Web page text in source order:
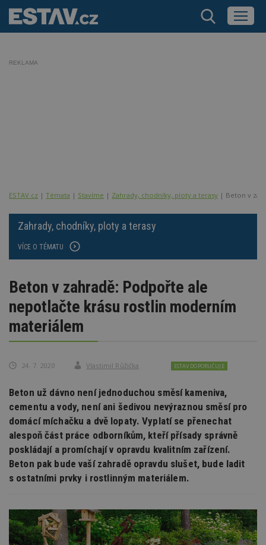
REKLAMA
ESTAV.cz Témata Stavíme Zahrady, chodníky, ploty a terasy Beton v
Zahrady, chodníky, ploty a terasy
VÍCE O TÉMATU
Beton v zahradě: Podpořte ale
nepotlačte krásu rostlin moderním
materiálem
24. 7. 2020 Vlastimil Růžička ESTAV DOPORUČUJE
Beton už dávno není jednoduchou směsí kameniva,
cementu a vody, není ani šedivou nevýraznou směsí pro
domácí míchačku a dvě lopaty. Vyplatí se přenechat
alespoň část práce odborníkům, kteří přísady správně
poskládají a promíchají v opravdu kvalitním zařízení.
Beton pak bude vaší zahradě opravdu slušet, bude ladit
s ostatními prvky i rostlinným materiálem.